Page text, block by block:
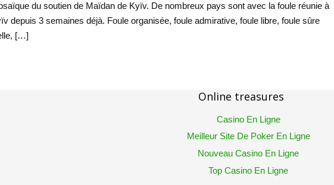
du soutien de Maïdan de Kyïv. De nombreux pays sont avec la foule réunie à
depuis 3 semaines déjà. Foule organisée, foule admirative, foule libre, foule sûre
[…]
Online treasures
Casino En Ligne
Meilleur Site De Poker En Ligne
Nouveau Casino En Ligne
Top Casino En Ligne